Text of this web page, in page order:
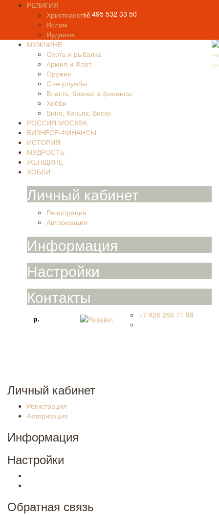
РЕЛИГИЯ
Христианство
Ислам
Иудаизм
МУЖЧИНЕ
Охота и рыбалка
Армия и Флот
Оружие
Спецслужбы
Власть, бизнес и финансы
Хобби
Вино, Коньяк, Виски
РОССИЯ.МОСКВА
БИЗНЕСЕ-ФИНАНСЫ
ИСТОРИЯ
МУДРОСТЬ
ЖЕНЩИНЕ
ХОББИ
Личный кабинет
Регистрация
Авторизация
Информация
Настройки
Контакты
р. Язык
+7 926 266 71 98
Личный кабинет
Регистрация
Авторизация
Информация
Настройки
Обратная связь
+7 495 532 33 50